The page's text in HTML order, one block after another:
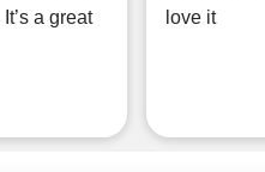
a great
love it